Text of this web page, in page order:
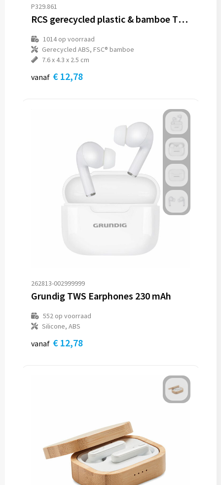
P329.861
RCS gerecycled plastic & bamboe TWS oordoppen
1014op voorraad
Gerecycled ABS, FSC® bamboe
7.6 x 4.3 x 2.5 cm
vanaf € 12,78
262813-002999999
Grundig TWS Earphones 230 mAh
552op voorraad
Silicone, ABS
vanaf € 12,78